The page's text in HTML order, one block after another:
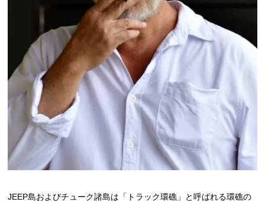
JEEP島およびチューク諸島は「トラック環礁」と呼ばれる環礁の